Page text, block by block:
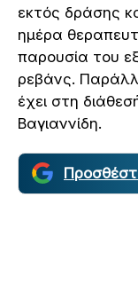
εκτός δράσης
ημέρα
παρουσία του
ρεβάνς.
έχει στη
Βαγιαννίδη.